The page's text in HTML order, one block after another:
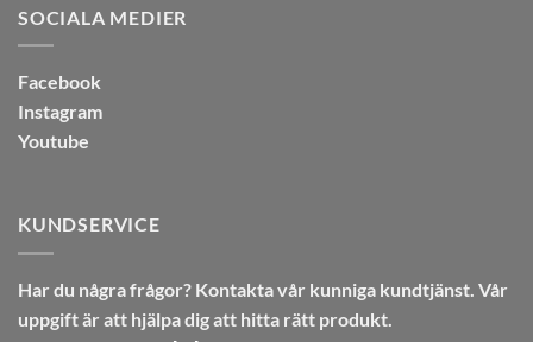
SOCIALA MEDIER
Facebook
Instagram
Youtube
KUNDSERVICE
Har du några frågor? Kontakta vår kunniga kundtjänst. Vår
uppgift är att hjälpa dig att hitta rätt produkt.